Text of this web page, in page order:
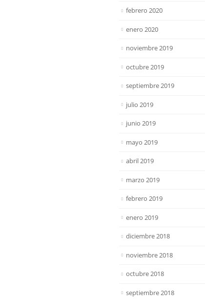
febrero 2020
enero 2020
noviembre 2019
octubre 2019
septiembre 2019
julio 2019
junio 2019
mayo 2019
abril 2019
marzo 2019
febrero 2019
enero 2019
diciembre 2018
noviembre 2018
octubre 2018
septiembre 2018